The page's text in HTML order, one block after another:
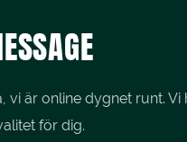
är online dygnet runt.
för dig.